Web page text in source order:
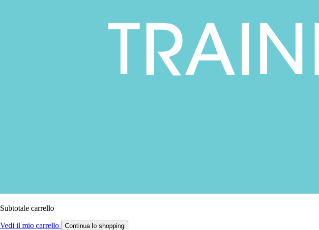
Subtotale carrello
Vedi il mio carrello Continua lo shopping